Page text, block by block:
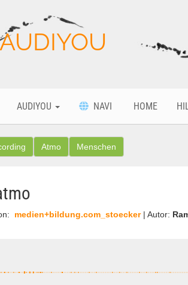
AUDIYOU NAVI HOME
Atmo Menschen
medien+bildung.com_stoecker | Autor: